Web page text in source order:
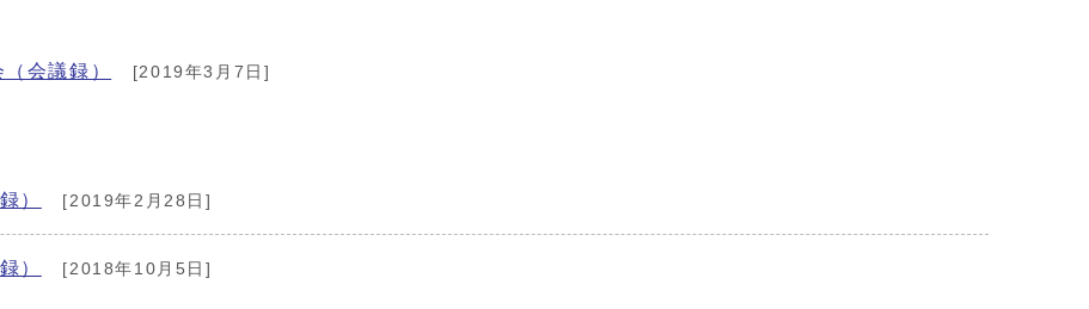
会議録） [2019年3月7日]
） [2019年2月28日]
） [2018年10月5日]